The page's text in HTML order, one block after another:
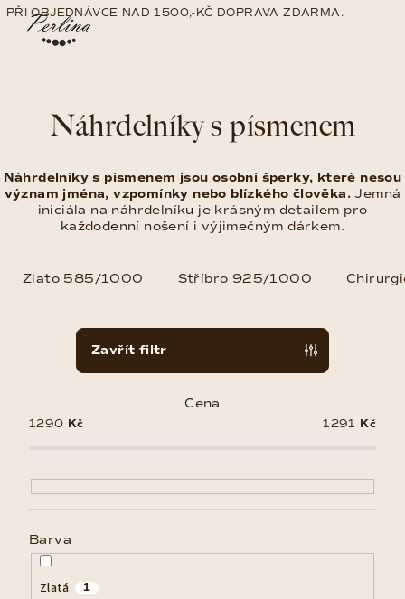
PřejítOBJEDNÁVCE NAD 1500,-KČ DOPRAVA ZDARMA.
Náhrdelníky s písmenem
Náhrdelníky s písmenem jsou osobní šperky, které nesou
význam jména, vzpomínky nebo blízkého člověka. Jemná
iniciála na náhrdelníku je krásným detailem pro
každodenní nošení i výjimečným dárkem.
Zlato 585/1000 Stříbro 925/1000
Zavřít filtr
Cena
1290 Kč 1291 Kč
Barva
Zlatá 1